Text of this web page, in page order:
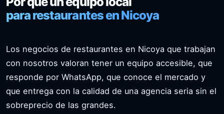
para restaurantes en Nicoya
Los negocios de restaurantes en Nicoya que trabajan
con nosotros valoran tener un equipo accesible, que
responde por WhatsApp, que conoce el mercado y
que entrega con la calidad de una agencia seria sin el
sobreprecio de las grandes.